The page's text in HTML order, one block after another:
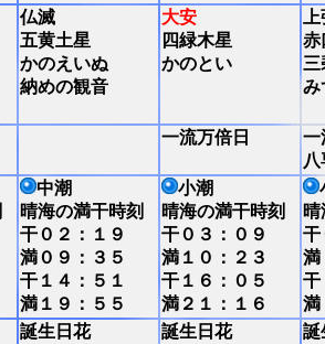
仏滅
五黄土星
かのえいぬ
納めの観音
大安
四緑木星
かのとい
赤
三
み
一流万倍日
一
八
中潮
晴海の満干時刻
干０２：１９
満０９：３５
干１４：５１
満１９：５５
小潮
晴海の満干時刻
干０３：０９
満１０：２３
干１６：０５
満２１：１６
干
満
干
満
誕生日花
誕生日花
誕